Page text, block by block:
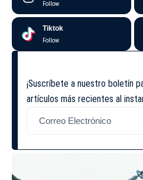
Follow
Tiktok
Follow
¡Suscríbete a nuestro boletín
artículos más recientes al